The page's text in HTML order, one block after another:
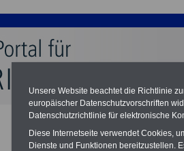
Unsere Website beachtet die Richtlinie
europäischer Datenschutzvorschriften
Datenschutzrichtlinie für elektronische
Diese Internetseite verwendet Cookies,
Dienste und Funktionen bereitzustellen.